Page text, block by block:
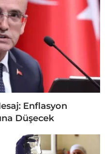
Enflasyon
Düşecek